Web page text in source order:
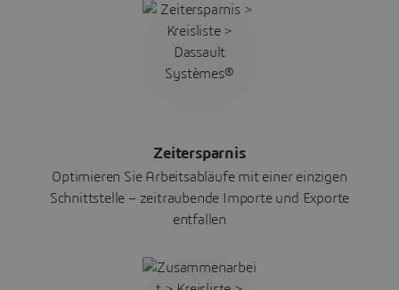
Zeitersparnis
Optimieren Sie Arbeitsabläufe mit einer einzigen
Schnittstelle – zeitraubende Importe und Exporte
entfallen